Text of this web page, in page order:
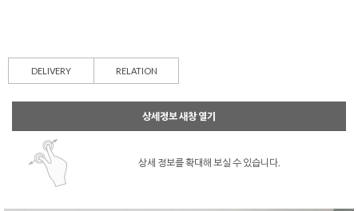
DELIVERY RELATION
상세정보 새창 열기
상세 정보를 확대해 보실 수 있습니다.